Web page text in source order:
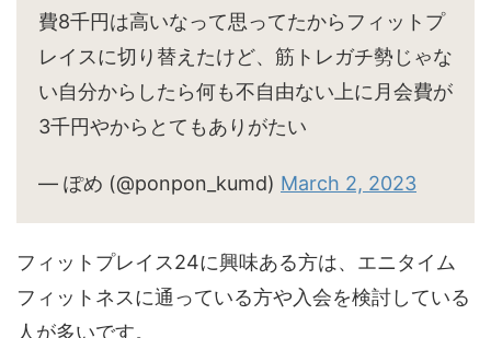
費8千円は高いなって思ってたからフィットプ
レイスに切り替えたけど、筋トレガチ勢じゃな
い自分からしたら何も不自由ない上に月会費が
3千円やからとてもありがたい
— ぽめ (@ponpon_kumd) March 2, 2023
フィットプレイス24に興味ある方は、エニタイム
フィットネスに通っている方や入会を検討している
人が多いです。